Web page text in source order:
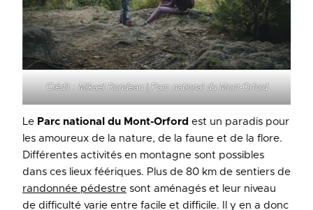
Crédit : Mikael Rondeau | Parc national du Mont-Orford
Le Parc national du Mont-Orford est un paradis pour
les amoureux de la nature, de la faune et de la flore.
Différentes activités en montagne sont possibles
dans ces lieux féériques. Plus de 80 km de sentiers de
randonnée pédestre sont aménagés et leur niveau
de difficulté varie entre facile et difficile. Il y en a donc